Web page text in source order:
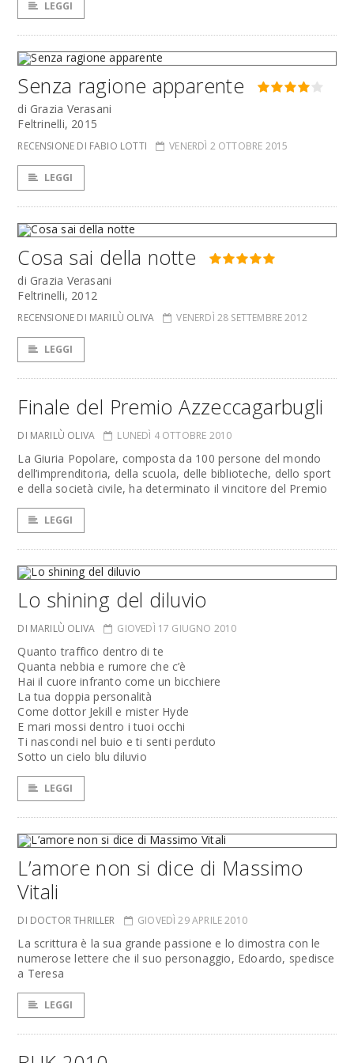
LEGGI
Senza ragione apparente
di Grazia Verasani
Feltrinelli, 2015
RECENSIONE DI FABIO LOTTI VENERDÌ 2 OTTOBRE 2015
LEGGI
Cosa sai della notte
di Grazia Verasani
Feltrinelli, 2012
RECENSIONE DI MARILÙ OLIVA VENERDÌ 28 SETTEMBRE 2012
LEGGI
Finale del Premio Azzeccagarbugli
DI MARILÙ OLIVA LUNEDÌ 4 OTTOBRE 2010
La Giuria Popolare, composta da 100 persone del mondo
dell’imprenditoria, della scuola, delle biblioteche, dello sport
e della società civile, ha determinato il vincitore del Premio
LEGGI
Lo shining del diluvio
DI MARILÙ OLIVA GIOVEDÌ 17 GIUGNO 2010
Quanto traffico dentro di te
Quanta nebbia e rumore che c’è
Hai il cuore infranto come un bicchiere
La tua doppia personalità
Come dottor Jekill e mister Hyde
E mari mossi dentro i tuoi occhi
Ti nascondi nel buio e ti senti perduto
Sotto un cielo blu diluvio
LEGGI
L’amore non si dice di Massimo
Vitali
DI DOCTOR THRILLER GIOVEDÌ 29 APRILE 2010
La scrittura è la sua grande passione e lo dimostra con le
numerose lettere che il suo personaggio, Edoardo, spedisce
a Teresa
LEGGI